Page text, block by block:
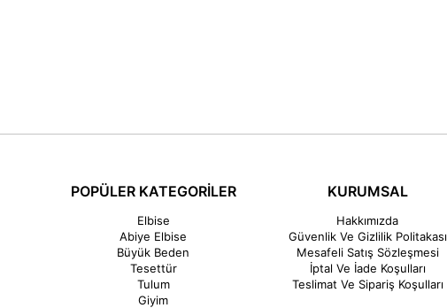
POPÜLER KATEGORİLER
Elbise
Abiye Elbise
Büyük Beden
Tesettür
Tulum
Giyim
KURUMSAL
Hakkımızda
Güvenlik Ve Gizlilik Politakası
Mesafeli Satış Sözleşmesi
İptal Ve İade Koşulları
Teslimat Ve Sipariş Koşulları